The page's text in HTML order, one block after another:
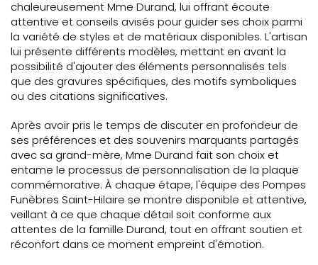
chaleureusement Mme Durand, lui offrant écoute
attentive et conseils avisés pour guider ses choix parmi
la variété de styles et de matériaux disponibles. L'artisan
lui présente différents modèles, mettant en avant la
possibilité d'ajouter des éléments personnalisés tels
que des gravures spécifiques, des motifs symboliques
ou des citations significatives.
Après avoir pris le temps de discuter en profondeur de
ses préférences et des souvenirs marquants partagés
avec sa grand-mère, Mme Durand fait son choix et
entame le processus de personnalisation de la plaque
commémorative. À chaque étape, l'équipe des Pompes
Funèbres Saint-Hilaire se montre disponible et attentive,
veillant à ce que chaque détail soit conforme aux
attentes de la famille Durand, tout en offrant soutien et
réconfort dans ce moment empreint d'émotion.